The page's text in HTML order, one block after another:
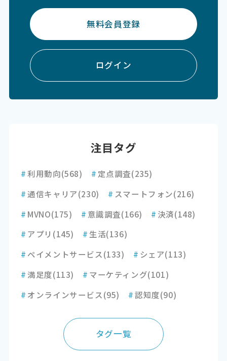
無料会員登録
ログイン
注目タグ
#利用動向(568) # 定点調査(235)
#通信キャリア(230) # スマートフォン(216)
# MVNO(175) # 意識調査(166) # 決済(148)
# アプリ (145) # 生活(136)
# ペイメントサービス(133) # シェア(113)
#満足度(113) # マーケティング(101)
# オンラインサービス(95) #認知度(90)
タグ一覧